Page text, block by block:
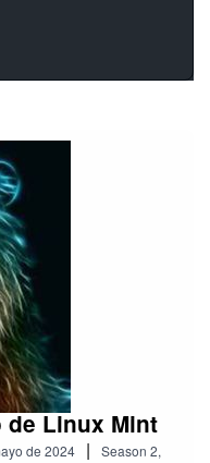
de Linux Mint
de 2024 | Season 2,